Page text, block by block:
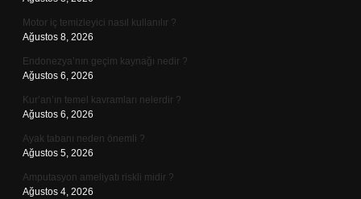
Motor iç temizleyici nasıl kullanılır ?
Ağustos 8, 2026
Endonezya’nın geçim kaynağı nedir ?
Ağustos 6, 2026
Kur’an’ın temel kavramları nelerdir ?
Ağustos 6, 2026
Ayak tabanı neden önemli ?
Ağustos 5, 2026
Amputasyon ameliyatı riskli midir ?
Ağustos 4, 2026